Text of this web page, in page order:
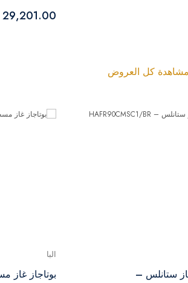
29,201.00
مشاهدة كل العروض
ستانلس –
البا